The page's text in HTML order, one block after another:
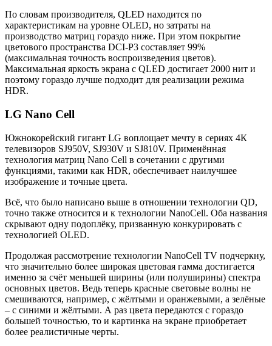
По словам производителя, QLED находится по
характеристикам на уровне OLED, но затраты на
производство матриц гораздо ниже. При этом покрытие
цветового пространства DCI-P3 составляет 99%
(максимальная точность воспроизведения цветов).
Максимальная яркость экрана с QLED достигает 2000 нит и
поэтому гораздо лучше подходит для реализации режима
HDR.
LG Nano Cell
Южнокорейский гигант LG воплощает мечту в сериях 4К
телевизоров SJ950V, SJ930V и SJ810V. Применённая
технология матриц Nano Cell в сочетании с другими
функциями, такими как HDR, обеспечивает наилучшее
изображение и точные цвета.
Всё, что было написано выше в отношении технологии QD,
точно также относится и к технологии NanoCell. Оба названия
скрывают одну подоплёку, призванную конкурировать с
технологией OLED.
Продолжая рассмотрение технологии NanoCell TV подчеркну,
что значительно более широкая цветовая гамма достигается
именно за счёт меньшей ширины (или полуширины) спектра
основных цветов. Ведь теперь красные световые волны не
смешиваются, например, с жёлтыми и оранжевыми, а зелёные
– с синими и жёлтыми. А раз цвета передаются с гораздо
большей точностью, то и картинка на экране приобретает
более реалистичные черты.